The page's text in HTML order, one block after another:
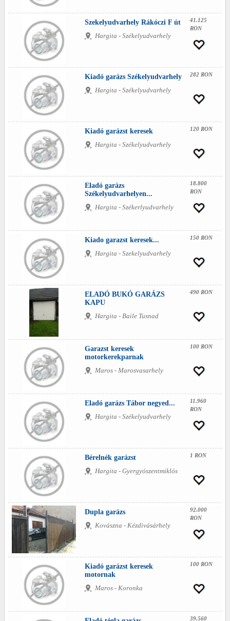
Szekelyudvarhely Rákóczi F út
Hargita - Székelyudvarhely
41.125
RON
Kiadó garázs Székelyudvarhely
Hargita - Székelyudvarhely
282 RON
Kiadó garázst keresek
Hargita - Székelyudvarhely
120 RON
Eladó garázs
Székelyudvarhelyen...
Hargita - Székerlyudvarhely
18.800
RON
Kiado garazst keresek...
Hargita - Szekelyudvarhely
150 RON
ELADÓ BUKÓ GARÁZS
KAPU
Hargita - Baile Tusnad
490 RON
Garazst keresek
motorkerekparnak
Maros - Marosvasarhely
100 RON
Eladó garázs Tábor negyed...
Hargita - Székelyudvarhely
11.960
RON
Bérelnék garázst
Hargita - Gyergyószentmiklós
1 RON
Dupla garázs
Kovászna - Kézdivásárhely
92.000
RON
Kiadó garázst keresek
motornak
Maros - Koronka
100 RON
39.560